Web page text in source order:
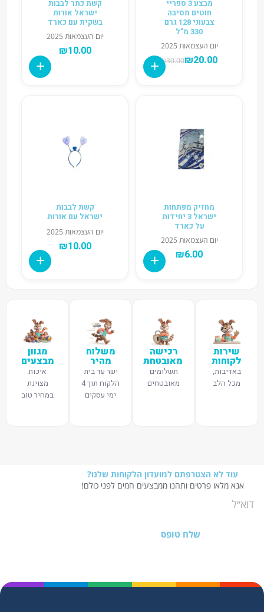
מבצע 3 ספריי
חוטים מסיבה
צבעוני 128 גרם
330 מ"ל
יום העצמאות 2025
₪30.00₪20.00
קשת כתר לבבות
ישראל אורות
בשקית עם כארד
יום העצמאות 2025
₪10.00
מחזיק מפתחות
ישראל 3 יחידות
על כארד
יום העצמאות 2025
₪6.00
קשת לבבות
ישראל עם אורות
יום העצמאות 2025
₪10.00
שירות
לקוחות
באדיבות,
מכל הלב
רכישה
מאובטחת
תשלומים
מאובטחים
משלוח
מהיר
ישר עד בית
הלקוח תוך 4
ימי עסקים
מגוון
מבצעים
איכות
מצוינת
במחיר טוב
עוד לא הצטרפתם למועדון הלקוחות שלנו?
אנא מלאו פרטים ותהנו ממבצעים חמים לפני כולם!
שלח טופס